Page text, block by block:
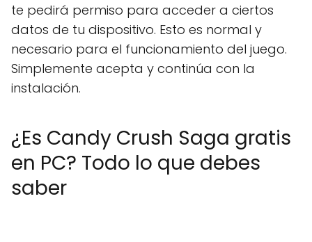
te pedirá permiso para acceder a ciertos
datos de tu dispositivo. Esto es normal y
necesario para el funcionamiento del juego.
Simplemente acepta y continúa con la
instalación.
¿Es Candy Crush Saga gratis
en PC? Todo lo que debes
saber